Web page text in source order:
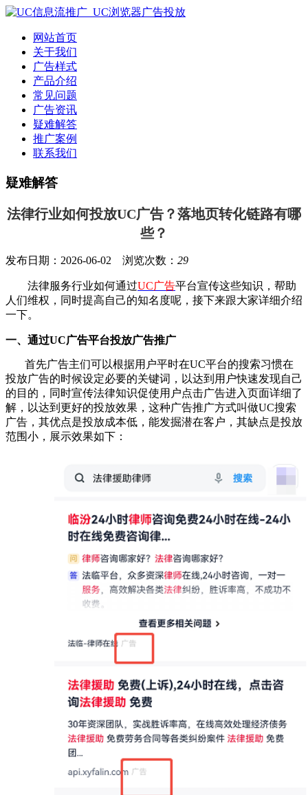
网站首页
关于我们
广告样式
产品介绍
常见问题
广告资讯
疑难解答
推广案例
联系我们
疑难解答
法律行业如何投放UC广告？落地页转化链路有哪
些？
发布日期：2026-06-02 浏览次数： 29
法律服务行业如何通过UC广告平台宣传这些知识，帮助
人们维权，同时提高自己的知名度呢，接下来跟大家详细介绍
一下。
一、通过UC广告平台投放广告推广
首先广告主们可以根据用户平时在UC平台的搜索习惯在
投放广告的时候设定必要的关键词，以达到用户快速发现自己
的目的，同时宣传法律知识促使用户点击广告进入页面详细了
解，以达到更好的投放效果，这种广告推广方式叫做UC搜索
广告，其优点是投放成本低，能发掘潜在客户，其缺点是投放
范围小，展示效果如下：